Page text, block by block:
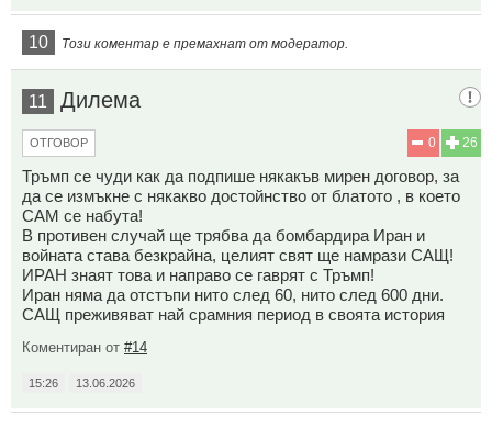
10 Този коментар е премахнат от модератор.
11 Дилема
26
0
ОТГОВОР
Тръмп се чуди как да подпише някакъв мирен договор, за
да се измъкне с някакво достойнство от блатото , в което
САМ се набута!
В противен случай ще трябва да бомбардира Иран и
войната става безкрайна, целият свят ще намрази САЩ!
ИРАН знаят това и направо се гаврят с Тръмп!
Иран няма да отстъпи нито след 60, нито след 600 дни.
САЩ преживяват най срамния период в своята история
Коментиран от #14
15:26 13.06.2026